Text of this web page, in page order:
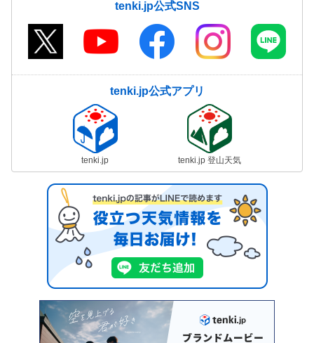
tenki.jp公式SNS
tenki.jp公式アプリ
tenki.jp tenki.jp 登山天気